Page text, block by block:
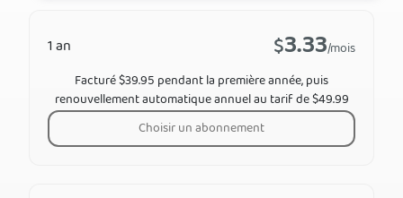
1 an $3.33/mois
Facturé $39.95 pendant la première année, puis
renouvellement automatique annuel au tarif de $49.99
Choisir un abonnement